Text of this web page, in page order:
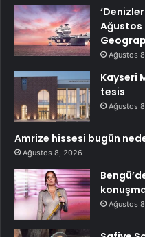
Ağustos
Ağustos
Kayseri
tesis
Ağustos
Amrize hissesi bugün
Ağustos 8, 2026
Ağustos